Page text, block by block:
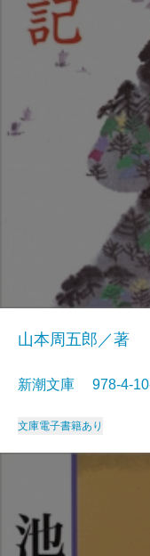
山本周五郎／著
新潮文庫 978-4-
文庫電子書籍あり